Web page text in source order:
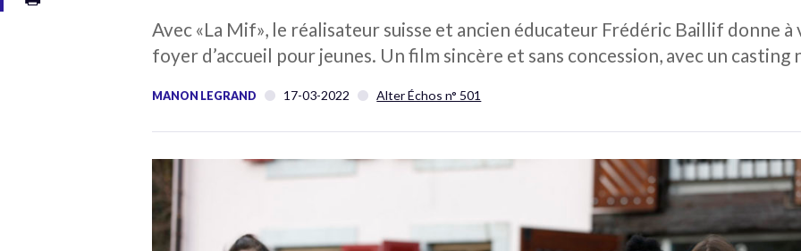
Avec «La Mif», le réalisateur suisse et ancien éducateur Frédéric Baillif donne à
foyer d’accueil pour jeunes. Un film sincère et sans concession, avec un
MANON LEGRAND 17-03-2022 Alter Échos n° 501